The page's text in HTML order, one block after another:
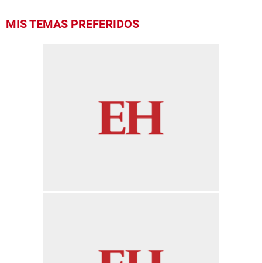
MIS TEMAS PREFERIDOS